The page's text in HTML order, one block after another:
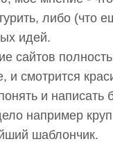
либо (что
идей.
сайтов
и смотрится
и написать
например
шаблончик.